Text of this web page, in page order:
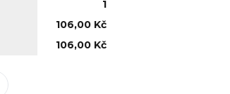
1
106,00 Kč
106,00 Kč